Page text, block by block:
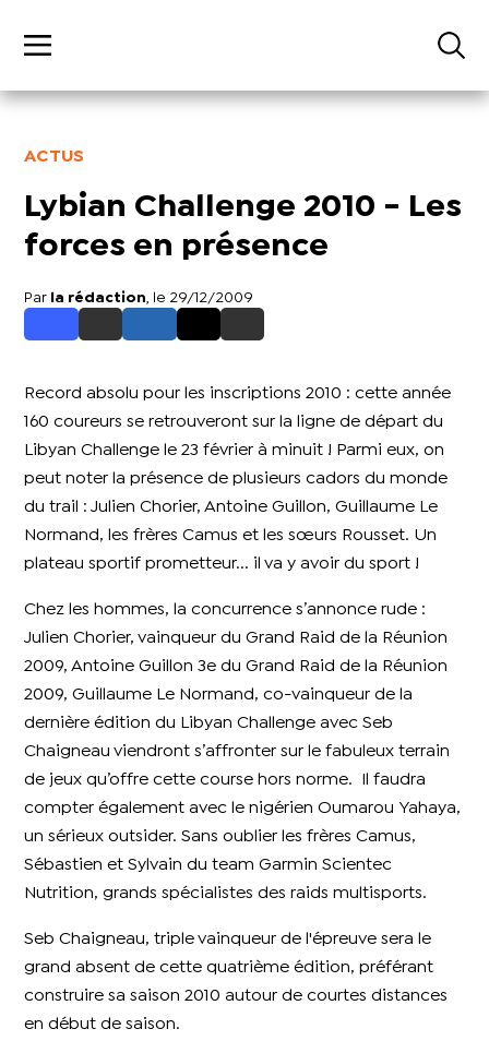
ACTUS
Lybian Challenge 2010 - Les
forces en présence
Par la rédaction , le 29/12/2009
Record absolu pour les inscriptions 2010 : cette année
160 coureurs se retrouveront sur la ligne de départ du
Libyan Challenge le 23 février à minuit ! Parmi eux, on
peut noter la présence de plusieurs cadors du monde
du trail : Julien Chorier, Antoine Guillon, Guillaume Le
Normand, les frères Camus et les sœurs Rousset. Un
plateau sportif prometteur... il va y avoir du sport !
Chez les hommes, la concurrence s’annonce rude :
Julien Chorier, vainqueur du Grand Raid de la Réunion
2009, Antoine Guillon 3e du Grand Raid de la Réunion
2009, Guillaume Le Normand, co-vainqueur de la
dernière édition du Libyan Challenge avec Seb
Chaigneau viendront s’affronter sur le fabuleux terrain
de jeux qu’offre cette course hors norme. Il faudra
compter également avec le nigérien Oumarou Yahaya,
un sérieux outsider. Sans oublier les frères Camus,
Sébastien et Sylvain du team Garmin Scientec
Nutrition, grands spécialistes des raids multisports.
Seb Chaigneau, triple vainqueur de l'épreuve sera le
grand absent de cette quatrième édition, préférant
construire sa saison 2010 autour de courtes distances
en début de saison.